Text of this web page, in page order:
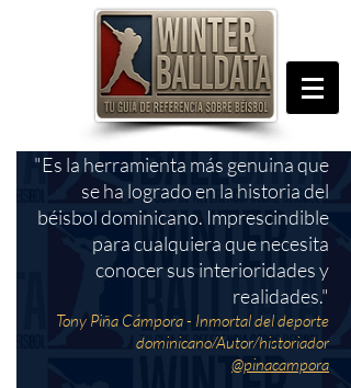
"Es la herramienta más genuina que
se ha logrado en la historia del
béisbol dominicano. Imprescindible
para cualquiera que necesita
conocer sus interioridades y
realidades."
Tony Piña Cámpora - Inmortal del deporte
dominicano/Autor/historiador
@pinacampora